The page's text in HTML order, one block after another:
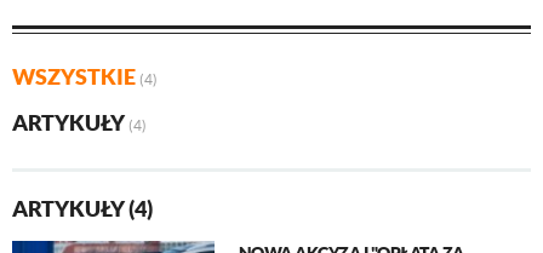
WSZYSTKIE (4)
ARTYKUŁY (4)
ARTYKUŁY (4)